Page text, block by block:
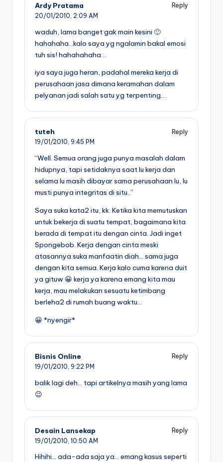
Ardy Pratama
Reply
20/01/2010, 2:09 AM
waduh, lama banget gak main kesini 🙂
hahahaha…kalo saya yg ngalamin bakal emosi
tuh sis! hahahahaha….
iya saya juga heran, padahal mereka kerja di
perusahaan jasa dimana keramahan dalam
pelyanan jadi salah satu yg terpenting….
tuteh
Reply
19/01/2010, 9:45 PM
“Well. Semua orang juga punya masalah dalam
hidupnya, tapi setidaknya saat lu kerja dan
selama lu masih dibayar sama perusahaan lu, lu
musti punya integritas di situ..”
Saya suka kata2 itu, kk. Ketika kita memutuskan
untuk bekerja di suatu tempat, bagaimana kita
berada di tempat itu dengan cinta. Jadi inget
Spongebob. Kerja dengan cinta meski
atasannya suka manfaatin diah… sama juga
dengan kita semua. Kerja kalo cuma karena duit
ya gituw 😀 kerja ya karena emang kita mau
kerja, mau melakukan sesuatu ketimbang
berleha2 di rumah buang waktu…
😀 *nyengir*
Bisnis Online
Reply
19/01/2010, 9:22 PM
balik lagi deh… tapi artikelnya masih yang lama
😉
Desain Lansekap
Reply
19/01/2010, 10:50 AM
Hihihi… ada-ada saja ya… emang kasus seperti